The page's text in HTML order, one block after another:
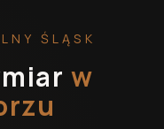
ŚLĄSK
w